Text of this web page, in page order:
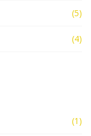
(5)
(4)
(1)